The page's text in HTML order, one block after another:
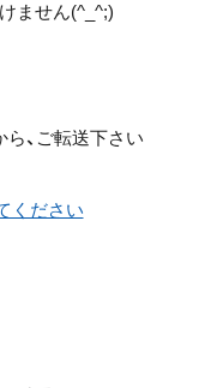
ません(^_^;)
、ご転送下さい
ください